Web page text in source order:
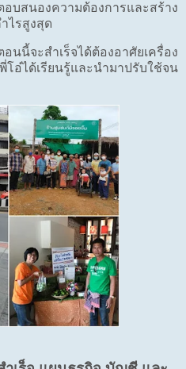
สนองความต้องการและสร้าง
ไรสูงสุด
นี้จะสำเร็จได้ต้องอาศัยเครื่อง
อ๋ได้เรียนรู้และนำมาปรับใช้จน